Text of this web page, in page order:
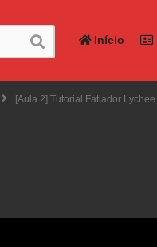
Início
[Aula 2] Tutorial Fatiador